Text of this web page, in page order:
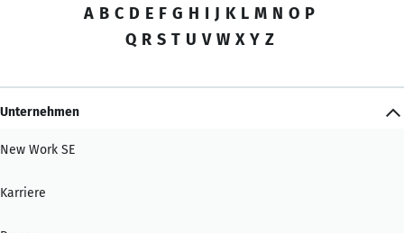
A B C D E F G H I J K L M N O P
Q R S T U V W X Y Z
Unternehmen
New Work SE
Karriere